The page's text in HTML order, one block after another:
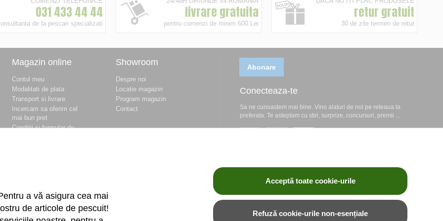
031 433 44 44
de la pescari specializati
livrare gratuita
pentru comenzi de minim 600 Lei
retur gratuit
30 de zile termen de retur
Magazin online
Contul meu
Modalitati de plata
Transport si livrare
Incercam sa oferim cel
mai bun pret
Conditii si formular de
confidentialitate si
protectia datelor
Unitati de masura
Showroom
Despre noi
Locatie magazin
Program magazin
Contact
Abonare
Conecteaza-te
Sa ne cunoastem mai bine. Vino alaturi de noi pe reteaua ta
preferata. Te asteptam cu stiri, surprize, concursuri, premii ...
a vă asigura cea mai
de articole de pescuit!
Acceptă toate cookie-urile
Refuză cookie-urile non-esențiale